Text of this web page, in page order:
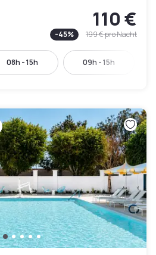
110 €
-45% 199 €pro Nacht
08h - 15h 09h - 15h